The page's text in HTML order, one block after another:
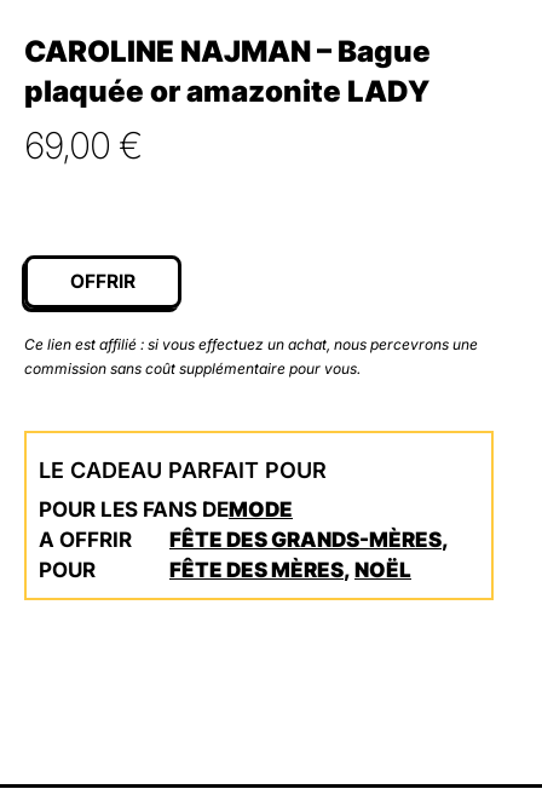
CAROLINE NAJMAN – Bague
plaquée or amazonite LADY
69,00 €
OFFRIR
Ce lien est affilié : si vous effectuez un achat, nous percevrons une
commission sans coût supplémentaire pour vous.
LE CADEAU PARFAIT POUR
POUR LES FANS DEMODE
A OFFRIR
POUR
FÊTE DES GRANDS-MÈRES,
FÊTE DES MÈRES, NOËL